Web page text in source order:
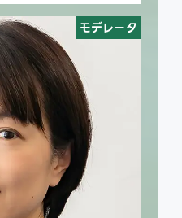
モデレータ